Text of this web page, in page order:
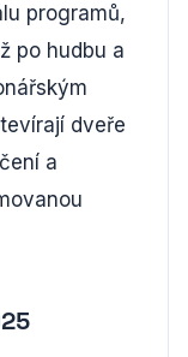
programů,
po hudbu a
dveře
a